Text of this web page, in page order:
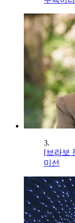
3.
[브라보
미선